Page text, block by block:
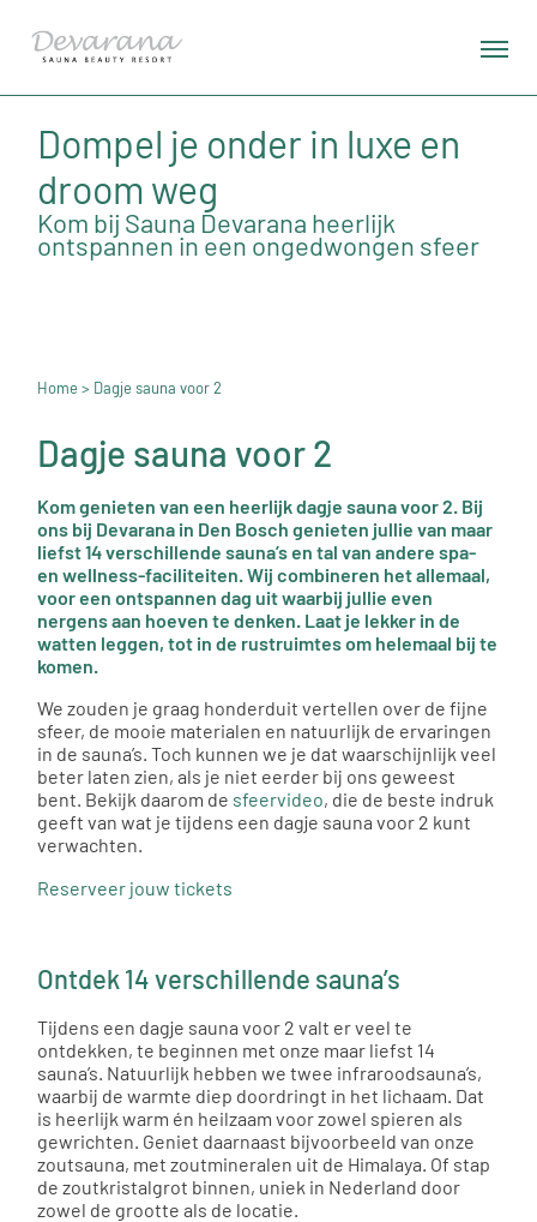
Dompel je onder in luxe en
droom weg
Kom bij Sauna Devarana heerlijk
ontspannen in een ongedwongen sfeer
Home> Dagje sauna voor 2
Dagje sauna voor 2
Kom genieten van een heerlijk dagje sauna voor 2. Bij
ons bij Devarana in Den Bosch genieten jullie van maar
liefst 14 verschillende sauna’s en tal van andere spa-
en wellness-faciliteiten. Wij combineren het allemaal,
voor een ontspannen dag uit waarbij jullie even
nergens aan hoeven te denken. Laat je lekker in de
watten leggen, tot in de rustruimtes om helemaal bij te
komen.
We zouden je graag honderduit vertellen over de fijne
sfeer, de mooie materialen en natuurlijk de ervaringen
in de sauna’s. Toch kunnen we je dat waarschijnlijk veel
beter laten zien, als je niet eerder bij ons geweest
bent. Bekijk daarom de sfeervideo, die de beste indruk
geeft van wat je tijdens een dagje sauna voor 2 kunt
verwachten.
Reserveer jouw tickets
Ontdek 14 verschillende sauna’s
Tijdens een dagje sauna voor 2 valt er veel te
ontdekken, te beginnen met onze maar liefst 14
sauna’s. Natuurlijk hebben we twee infraroodsauna’s,
waarbij de warmte diep doordringt in het lichaam. Dat
is heerlijk warm én heilzaam voor zowel spieren als
gewrichten. Geniet daarnaast bijvoorbeeld van onze
zoutsauna, met zoutmineralen uit de Himalaya. Of stap
de zoutkristalgrot binnen, uniek in Nederland door
zowel de grootte als de locatie.